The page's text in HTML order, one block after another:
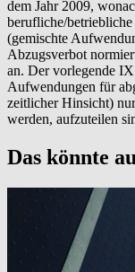
dem Jahr 2009,
berufliche/betriebliche
(gemischte
Abzugsverbot
an. Der vorlegende
Aufwendungen für
zeitlicher Hinsicht)
werden, aufzuteilen
Das könnte